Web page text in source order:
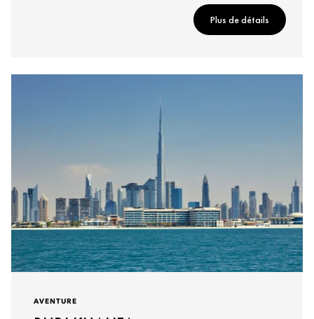
Plus de détails
AVENTURE